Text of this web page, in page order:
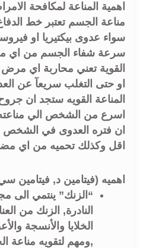
اهمية المناعة لمكافحة
مناعة الجسم تعتبر خط
سواء عدوى بيكتيريا او
سرعة شفاء الجسم من اي
القوية تعني محاربة اي
او حتى التغلب سريعآ عن
المناعة القويه ستجد ان
اسرع من الشخص الي
ان فتره العدوى في الشخص
اقل وكذلك تحميه من اي
اهميه (فيتامين د, فيتامين
“الزنك” ينتمي الى
النادرة, الزنك من
الخلايا والأنسجة
,ومهم لتقويه مناعة